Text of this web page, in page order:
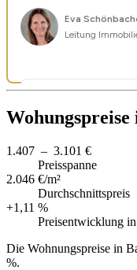
1.407 – 3.101 €
Preisspanne
2.046 €/m²
Durchschnittspreis
+1,11 %
Preisentwicklung
Die Wohnungspreise in
%.